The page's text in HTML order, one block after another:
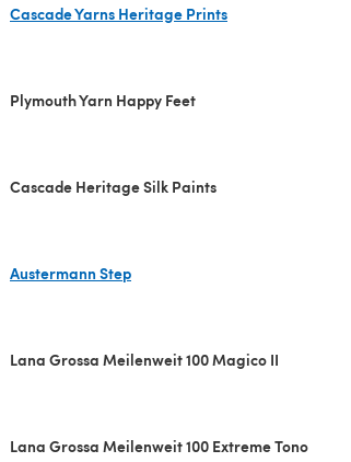
Cascade Yarns Heritage Prints
Plymouth Yarn Happy Feet
Cascade Heritage Silk Paints
Austermann Step
Lana Grossa Meilenweit 100 Magico II
Lana Grossa Meilenweit 100 Extreme Tono